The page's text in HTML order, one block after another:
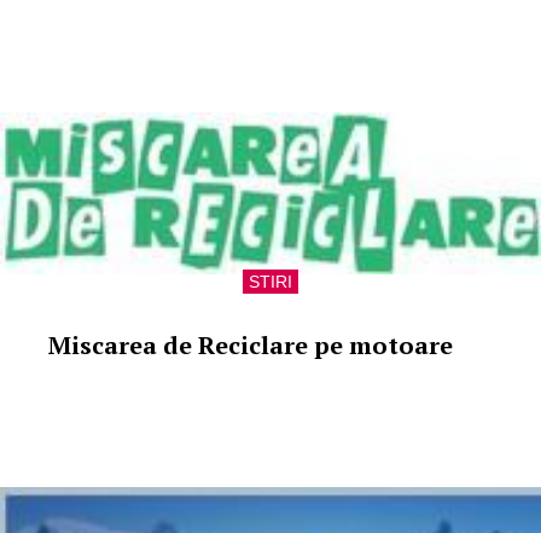
STIRI
Miscarea de Reciclare pe motoare